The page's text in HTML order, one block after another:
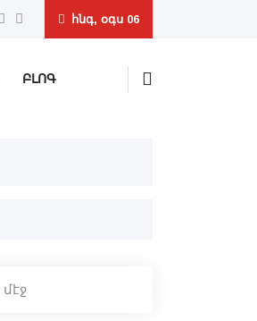
հնգ, օգս 06
ԲԼՈԳ